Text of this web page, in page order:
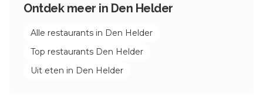
Ontdek meer in Den Helder
Alle restaurants in Den Helder
Top restaurants Den Helder
Uit eten in Den Helder